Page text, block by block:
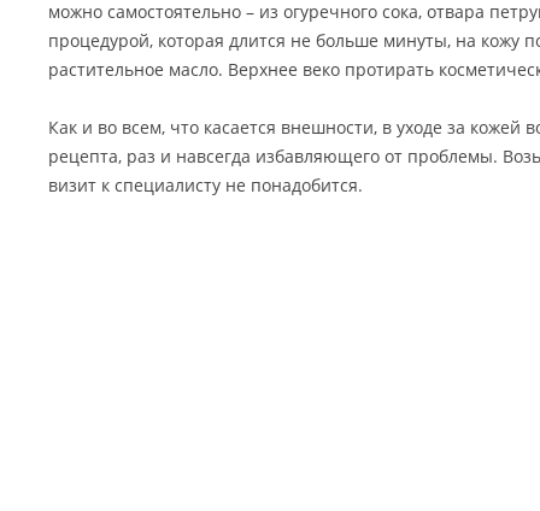
можно самостоятельно – из огуречного сока, отвара
процедурой, которая длится не больше минуты, на кожу
растительное масло. Верхнее веко протирать
Как и во всем, что касается внешности, в уходе за кожей
рецепта, раз и навсегда избавляющего от проблемы.
визит к специалисту не понадобится.